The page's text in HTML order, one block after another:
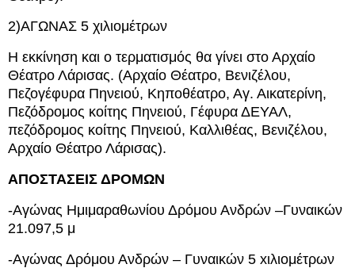
2)ΑΓΩΝΑΣ 5 χιλιομέτρων
Η εκκίνηση και ο τερματισμός θα γίνει στο Αρχαίο
Θέατρο Λάρισας. (Αρχαίο Θέατρο, Βενιζέλου,
Πεζογέφυρα Πηνειού, Κηποθέατρο, Αγ. Αικατερίνη,
Πεζόδρομος κοίτης Πηνειού, Γέφυρα ΔΕΥΑΛ,
πεζόδρομος κοίτης Πηνειού, Καλλιθέας, Βενιζέλου,
Αρχαίο Θέατρο Λάρισας).
ΑΠΟΣΤΑΣΕΙΣ ΔΡΟΜΩΝ
-Αγώνας Ημιμαραθωνίου Δρόμου Ανδρών –Γυναικών
21.097,5 μ
-Αγώνας Δρόμου Ανδρών – Γυναικών 5 xιλιομέτρων